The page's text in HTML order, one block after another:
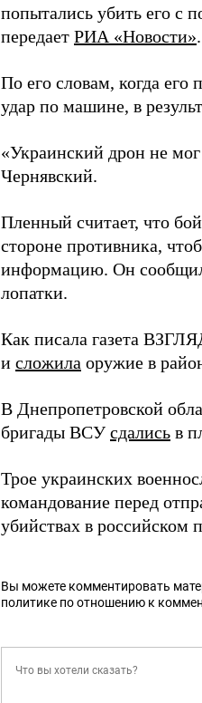
попытались убить его с
передает РИА «Новости».
По его словам, когда его
удар по машине, в
«Украинский дрон не
Чернявский.
Пленный считает, что
стороне противника,
информацию. Он
лопатки.
Как писала газета
и сложила оружие в
В Днепропетровской
бригады ВСУ сдались в
Трое украинских
командование перед
убийствах в российском
Вы можете комментировать
политике по отношению к